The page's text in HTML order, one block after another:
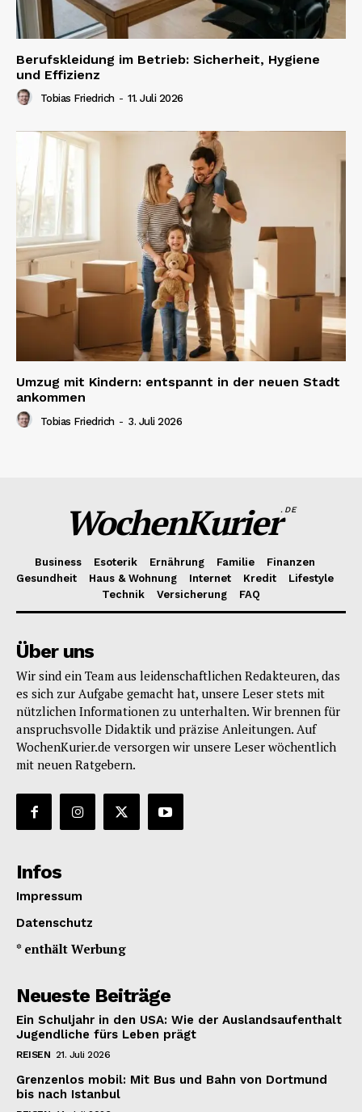
Berufskleidung im Betrieb: Sicherheit, Hygiene
und Effizienz
Tobias Friedrich - 11. Juli 2026
Umzug mit Kindern: entspannt in der neuen Stadt
ankommen
Tobias Friedrich - 3. Juli 2026
WochenKurier.DE
Business Esoterik Ernährung Familie
Finanzen
Gesundheit
Haus & Wohnung Internet Kredit
Lifestyle
Technik
Versicherung FAQ
Über uns
Wir sind ein Team aus leidenschaftlichen Redakteuren, das
es sich zur Aufgabe gemacht hat, unsere Leser stets mit
nützlichen Informationen zu unterhalten. Wir brennen für
anspruchsvolle Didaktik und präzise Anleitungen. Auf
WochenKurier.de versorgen wir unsere Leser wöchentlich
mit neuen Ratgebern.
Infos
Impressum
Datenschutz
* enthält Werbung
Neueste Beiträge
Ein Schuljahr in den USA: Wie der Auslandsaufenthalt
Jugendliche fürs Leben prägt
REISEN 21. Juli 2026
Grenzenlos mobil: Mit Bus und Bahn von Dortmund
bis nach Istanbul